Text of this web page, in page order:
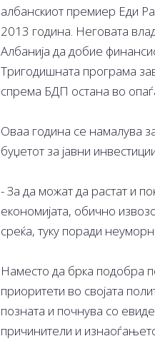
албанскиот премиер Еди
2013 година. Неговата
Албанија да добие
Тригодишната програма
спрема БДП остана во
Оваа година се намалува
буџетот за јавни
- За да можат да растат и
економијата, обично
среќа, туку поради
Наместо да брка подобра
приоритети во својата
позната и почнува со
причинители и